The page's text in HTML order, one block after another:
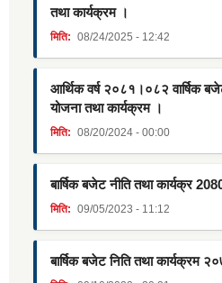
तथा कार्यक्रम ।
मिति: 08/24/2025 - 12:42
आर्थिक वर्ष २०८१।०८२ वार्षिक
योजना तथा कार्यक्रम ।
मिति: 08/20/2024 - 00:00
बार्षिक बजेट नीति तथा कार्यक्र
मिति: 09/05/2023 - 11:12
बार्षिक बजेट निति तथा कार्यक्रम